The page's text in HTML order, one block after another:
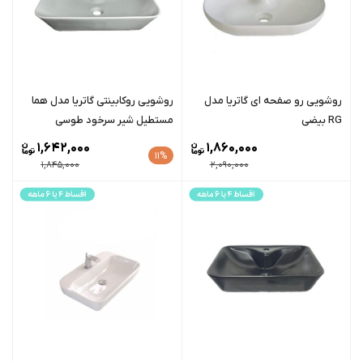
روشویی رو صفحه ای گاتریا مدل
RG بیضی
2,090,000
1,860,000
روشویی روکابینتی گاتریا مدل هما
مستطیل شیر سرخود طوسی
11%
1,845,000
1,642,000